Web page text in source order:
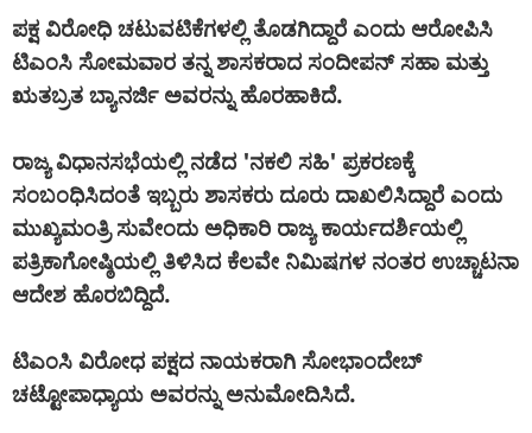
ಪಕ್ಷ ವಿರೋಧಿ ಚಟುವಟಿಕೆಗಳಲ್ಲಿ ತೊಡಗಿದ್ದಾರೆ ಎಂದು ಆರೋಪಿಸಿ
ಟಿಎಂಸಿ ಸೋಮವಾರ ತನ್ನ ಶಾಸಕರಾದ ಸಂದೀಪನ್ ಸಹಾ ಮತ್ತು
ಋತಬ್ರತ ಬ್ಯಾನರ್ಜಿ ಅವರನ್ನು ಹೊರಹಾಕಿದೆ.
ರಾಜ್ಯ ವಿಧಾನಸಭೆಯಲ್ಲಿ ನಡೆದ 'ನಕಲಿ ಸಹಿ' ಪ್ರಕರಣಕ್ಕೆ
ಸಂಬಂಧಿಸಿದಂತೆ ಇಬ್ಬರು ಶಾಸಕರು ದೂರು ದಾಖಲಿಸಿದ್ದಾರೆ ಎಂದು
ಮುಖ್ಯಮಂತ್ರಿ ಸುವೇಂದು ಅಧಿಕಾರಿ ರಾಜ್ಯ ಕಾರ್ಯದರ್ಶಿಯಲ್ಲಿ
ಪತ್ರಿಕಾಗೋಷ್ಠಿಯಲ್ಲಿ ತಿಳಿಸಿದ ಕೆಲವೇ ನಿಮಿಷಗಳ ನಂತರ ಉಚ್ಚಾಟನಾ
ಆದೇಶ ಹೊರಬಿದ್ದಿದೆ.
ಟಿಎಂಸಿ ವಿರೋಧ ಪಕ್ಷದ ನಾಯಕರಾಗಿ ಸೋಭಾಂದೇಬ್
ಚಟ್ಟೋಪಾಧ್ಯಾಯ ಅವರನ್ನು ಅನುಮೋದಿಸಿದೆ.